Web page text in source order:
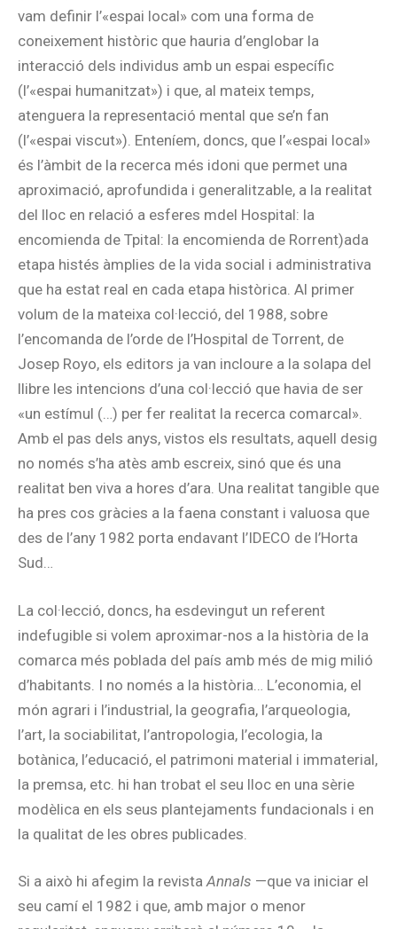
vam definir l’«espai local» com una forma de
coneixement històric que hauria d’englobar la
interacció dels individus amb un espai específic
(l’«espai humanitzat») i que, al mateix temps,
atenguera la representació mental que se’n fan
(l’«espai viscut»). Enteníem, doncs, que l’«espai local»
és l’àmbit de la recerca més idoni que permet una
aproximació, aprofundida i generalitzable, a la realitat
del lloc en relació a esferes mdel Hospital: la
encomienda de Tpital: la encomienda de Rorrent)ada
etapa histés àmplies de la vida social i administrativa
que ha estat real en cada etapa històrica. Al primer
volum de la mateixa col·lecció, del 1988, sobre
l’encomanda de l’orde de l’Hospital de Torrent, de
Josep Royo, els editors ja van incloure a la solapa del
llibre les intencions d’una col·lecció que havia de ser
«un estímul (…) per fer realitat la recerca comarcal».
Amb el pas dels anys, vistos els resultats, aquell desig
no només s’ha atès amb escreix, sinó que és una
realitat ben viva a hores d’ara. Una realitat tangible que
ha pres cos gràcies a la faena constant i valuosa que
des de l’any 1982 porta endavant l’IDECO de l’Horta
Sud…
La col·lecció, doncs, ha esdevingut un referent
indefugible si volem aproximar-nos a la història de la
comarca més poblada del país amb més de mig milió
d’habitants. I no només a la història… L’economia, el
món agrari i l’industrial, la geografia, l’arqueologia,
l’art, la sociabilitat, l’antropologia, l’ecologia, la
botànica, l’educació, el patrimoni material i immaterial,
la premsa, etc. hi han trobat el seu lloc en una sèrie
modèlica en els seus plantejaments fundacionals i en
la qualitat de les obres publicades.
Si a això hi afegim la revistaAnnals —que va iniciar el
seu camí el 1982 i que, amb major o menor